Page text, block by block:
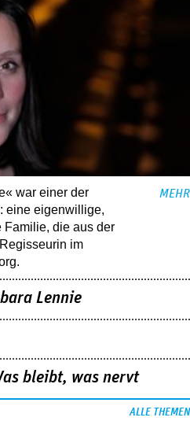
war einer der
eine eigenwillige,
­Familie, die aus der
im
MEHR
Lennie
bleibt, was nervt
ALLE THEMEN